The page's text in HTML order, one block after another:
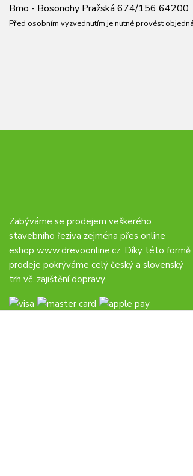
Brno - Bosonohy Pražská 674/156 64200
Před osobním vyzvednutím je nutné provést
Zabýváme se prodejem veškerého
stavebního řeziva zejména přes online
eshop www.drevoonline.cz. Díky této formě
prodeje pokrýváme celý český a slovenský
trh vč. zajištění dopravy.